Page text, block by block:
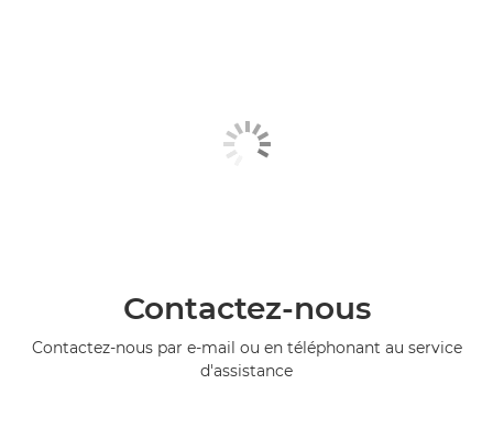
Contactez-nous
Contactez-nous par e-mail ou en téléphonant au service
d'assistance